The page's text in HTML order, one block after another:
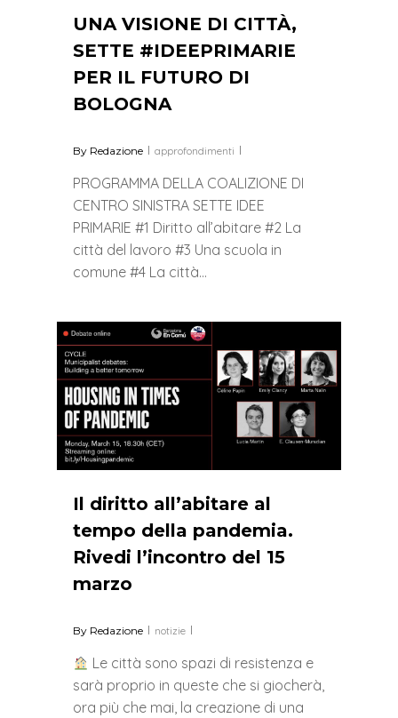
UNA VISIONE DI CITTÀ,
SETTE #IDEEPRIMARIE
PER IL FUTURO DI
BOLOGNA
By Redazione approfondimenti
PROGRAMMA DELLA COALIZIONE DI
CENTRO SINISTRA SETTE IDEE
PRIMARIE #1 Diritto all’abitare #2 La
città del lavoro #3 Una scuola in
comune #4 La città…
Il diritto all’abitare al
tempo della pandemia.
Rivedi l’incontro del 15
marzo
By Redazione notizie
Le città sono spazi di resistenza e
sarà proprio in queste che si giocherà,
ora più che mai, la creazione di una
0